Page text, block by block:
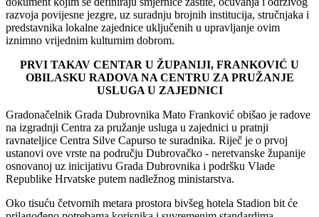
razvoja povijesne jezgre, uz suradnju brojnih institucija, stručnjaka i
predstavnika lokalne zajednice uključenih u upravljanje ovim
iznimno vrijednim kulturnim dobrom.
PRVI TAKAV CENTAR U ŽUPANIJI, FRANKOVIĆ U
OBILASKU RADOVA NA CENTRU ZA PRUŽANJE
USLUGA U ZAJEDNICI
Gradonačelnik Grada Dubrovnika Mato Franković obišao je radove
na izgradnji Centra za pružanje usluga u zajednici u pratnji
ravnateljice Centra Silve Capurso te suradnika. Riječ je o prvoj
ustanovi ove vrste na području Dubrovačko - neretvanske županije
osnovanoj uz inicijativu Grada Dubrovnika i podršku Vlade
Republike Hrvatske putem nadležnog ministarstva.
Oko tisuću četvornih metara prostora bivšeg hotela Stadion bit će